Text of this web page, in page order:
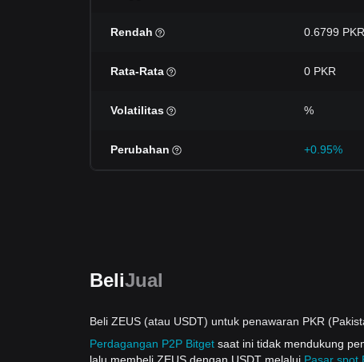
Rendah 0.6799 PKR
Rata-Rata 0 PKR
Volatilitas %
Perubahan +0.95%
BeliJual
Beli ZEUS (atau USDT) untuk penawaran PKR
Perdagangan P2P Bitget saat ini tidak mendukung